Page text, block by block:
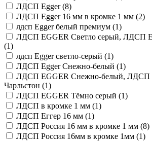
ЛДСП Egger (8)
ЛДСП Egger 16 мм в кромке 1 мм (2)
лдсп Egger белый премиум (1)
ЛДСП EGGER Светло серый, ЛДСП
(1)
лдсп Egger светло-серый (1)
ЛДСП Egger Снежно-белый (1)
ЛДСП EGGER Снежно-белый, ЛДСП
Чарльстон (1)
ЛДСП EGGER Тёмно серый (1)
ЛДСП в кромке 1 мм (1)
ЛДСП Еггер 16 мм (1)
ЛДСП Россия 16 мм в кромке 1 мм (8)
ЛДСП Россия 16мм в кромке 1мм (1)